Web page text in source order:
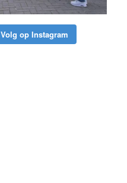
Volg op Instagram